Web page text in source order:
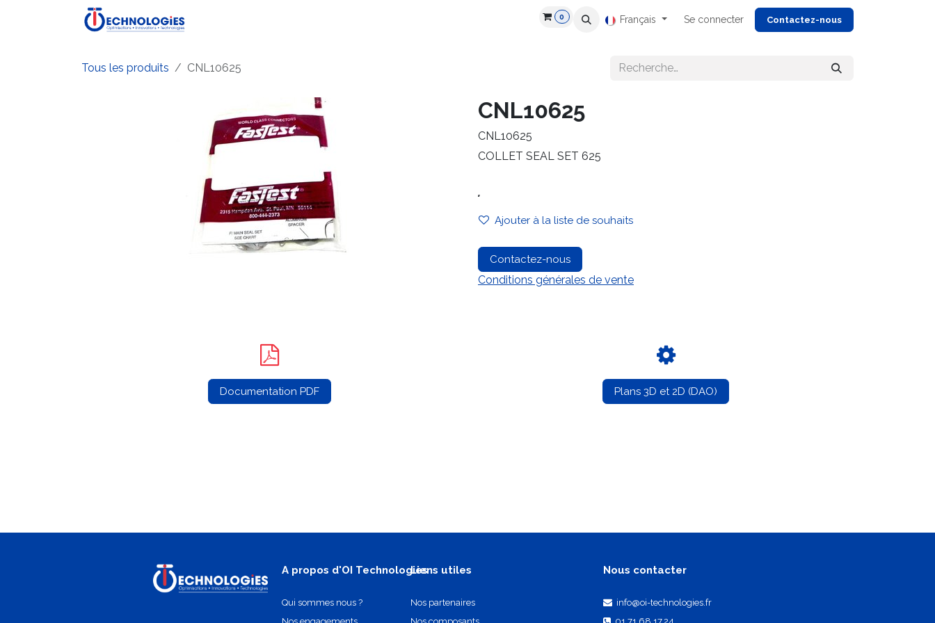
Se rendre au contenu
Recrutement Ressources
0 Français Se connecter Contactez-nous
Tous les produits CNL10625
CNL10625
CNL10625
COLLET SEAL SET 625
.
Ajouter à la liste de souhaits
Contactez-nous
Conditions générales de vente
Documentation PDF Plans 3D et 2D (DAO)
A propos d'OI Technologies
Qui sommes nous ?
Liens utiles
Nos partenaires
Nous contacter
info@oi-technologies.fr